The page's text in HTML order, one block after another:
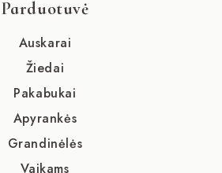
Parduotuvė
Auskarai
Žiedai
Pakabukai
Apyrankės
Grandinėlės
Vaikams